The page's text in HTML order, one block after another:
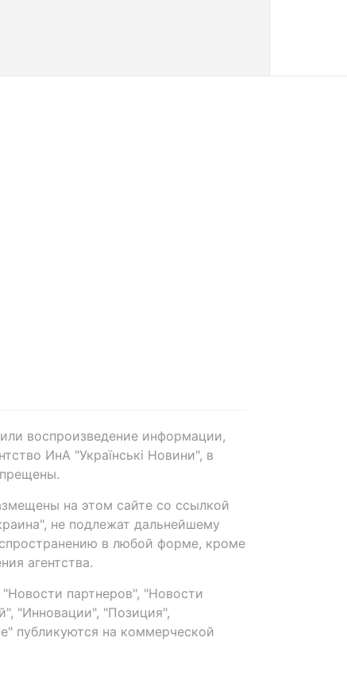
воспроизведение информации,
ИнА "Українські Новини", в
на этом сайте со ссылкой
не подлежат дальнейшему
в любой форме, кроме
агентства.
партнеров", "Новости
"Инновации", "Позиция",
публикуются на коммерческой